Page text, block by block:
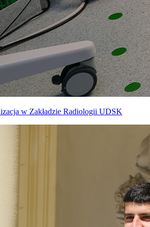
w Zakładzie Radiologii UDSK